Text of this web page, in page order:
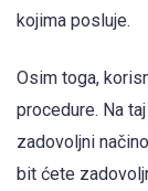
kojima posluje.
Osim toga,
procedure. Na
zadovoljni
bit ćete